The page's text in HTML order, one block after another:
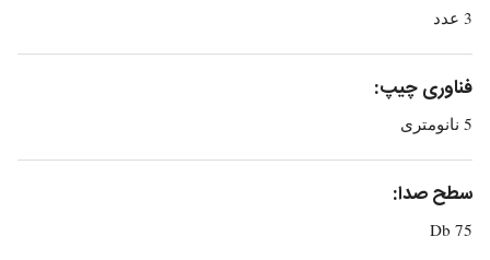
3 عدد
فناوری چیپ:
5 نانومتری
سطح صدا:
75 Db